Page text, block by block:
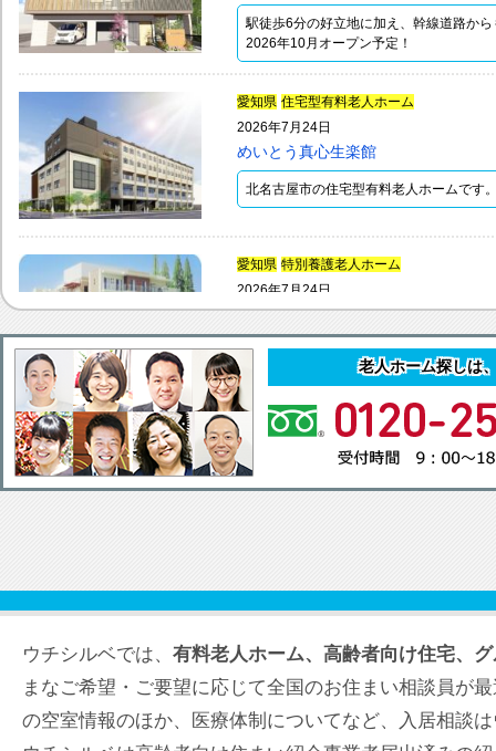
駅徒歩6分の好立地に加え、幹線道路か
2026年10月オープン予定！
愛知県 住宅型有料老人ホーム
2026年7月24日
めいとう真心生楽館
北名古屋市の住宅型有料老人ホームです
愛知県 特別養護老人ホーム
2026年7月24日
さわやかの郷
名古屋市緑区の特別養護老人ホームです
福岡県 特別養護老人ホーム
2026年7月24日
地域密着型特別養護老人ホーム 銀
愛知県 住宅型有料老人ホーム
2026年7月24日
ナーシングハウス つくしの里 末広
一宮市の住宅型有料老人ホームです。 ２
老人ホーム探しは
ウチシルベでは、 有料老人ホーム、高齢者向け住宅、
まなご希望・ご要望に応じて全国のお住まい相談員が
の空室情報のほか、医療体制についてなど、入居相談